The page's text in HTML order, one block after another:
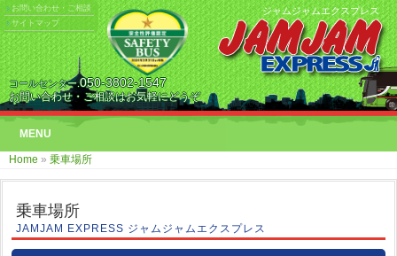
ジャムジャムエクスプレス
コールセンター.050-3802-1547
お問い合わせ・ご相談はお気軽にどうぞ
お問い合わせ・ご相談
サイトマップ
MENU
Home » 乗車場所
乗車場所
JAMJAM EXPRESS ジャムジャムエクスプレス